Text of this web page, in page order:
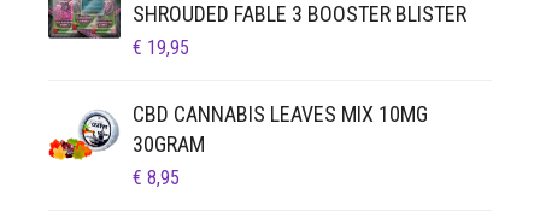
SHROUDED FABLE 3 BOOSTER BLISTER
€ 19,95
CBD CANNABIS LEAVES MIX 10MG
30GRAM
€ 8,95